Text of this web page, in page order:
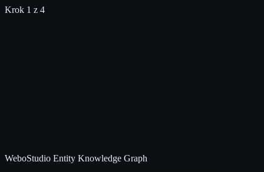
Krok 1 z 4
WeboStudio Entity Knowledge Graph